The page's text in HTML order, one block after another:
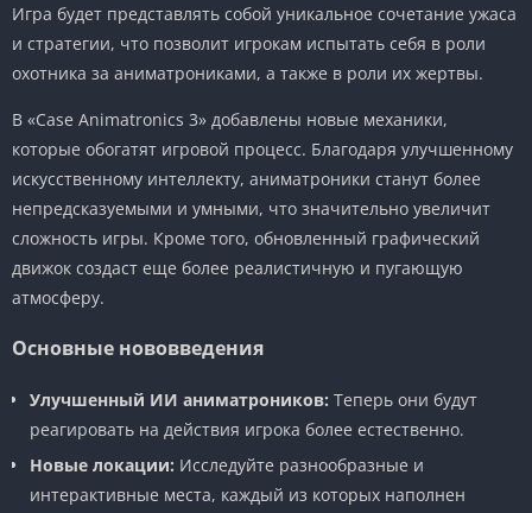
Игра будет представлять собой уникальное сочетание ужаса
и стратегии, что позволит игрокам испытать себя в роли
охотника за аниматрониками, а также в роли их жертвы.
В «Case Animatronics 3» добавлены новые механики,
которые обогатят игровой процесс. Благодаря улучшенному
искусственному интеллекту, аниматроники станут более
непредсказуемыми и умными, что значительно увеличит
сложность игры. Кроме того, обновленный графический
движок создаст еще более реалистичную и пугающую
атмосферу.
Основные нововведения
Улучшенный ИИ аниматроников: Теперь они будут
реагировать на действия игрока более естественно.
Новые локации: Исследуйте разнообразные и
интерактивные места, каждый из которых наполнен